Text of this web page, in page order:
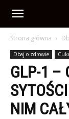
Strona główna
Dbaj o zdrowie
GLP-1 –
NIM